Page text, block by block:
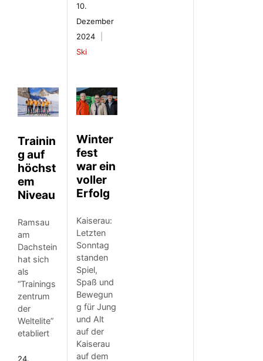
10.
Dezember
2024
Ski
Trainin
g auf
höchst
em
Niveau
Ramsau
am
Dachstein
hat sich
als
“Trainings
zentrum
der
Weltelite”
etabliert
24.
Winter
fest
war ein
voller
Erfolg
Kaiserau:
Letzten
Sonntag
standen
Spiel,
Spaß und
Bewegun
g für Jung
und Alt
auf der
Kaiserau
auf dem